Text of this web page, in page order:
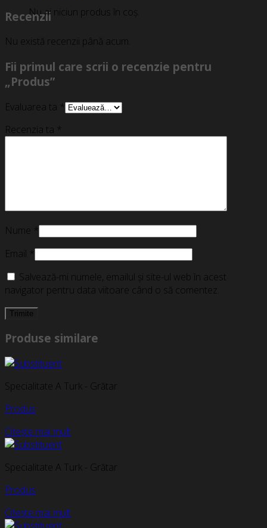
Nu ai niciun produs în coș.
Recenzii
Nu există recenzii până acum.
Fii primul care scrii o recenzie pentru
„Produs”
Evaluarea ta *
Recenzia ta *
Nume *
Email *
Salvează-mi numele, emailul și site-ul web în acest
navigator pentru data viitoare când o să comentez.
Produse similare
Specialitate A Turk - Grătar
Produs
Citește mai mult
Specialitate A Turk - Grătar
Produs
Citește mai mult